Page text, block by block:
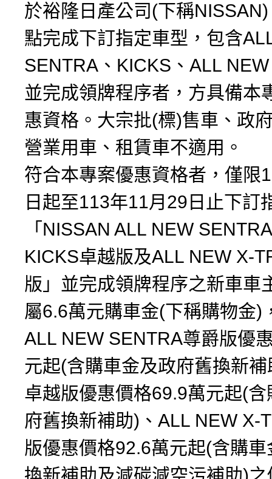
於裕隆日產公司(下稱
點完成下訂指定車型，包含
SENTRA、KICKS、ALL
並完成領牌程序者，方具備本
惠資格。大宗批(標)售車、政
營業用車、租賃車不適用。
符合本專案優惠資格者，僅限
日起至113年11月29日止下訂
「NISSAN ALL NEW
KICKS卓越版及ALL NEW X-
版」並完成領牌程序之新車車
屬6.6萬元購車金(下稱購物金)
ALL NEW SENTRA尊爵版優
元起(含購車金及政府舊換新
卓越版優惠價格69.9萬元起(
府舊換新補助)、ALL NEW X-
版優惠價格92.6萬元起(含購